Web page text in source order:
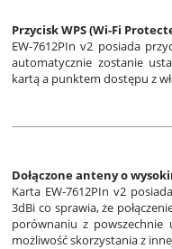
Przycisk WPS (Wi-Fi
EW-7612PIn v2 posiada
automatycznie zostanie
kartą a punktem dostępu z
Dołączone anteny o
Karta EW-7612PIn v2
3dBi co sprawia, że
porównaniu z powszechnie
możliwość skorzystania z